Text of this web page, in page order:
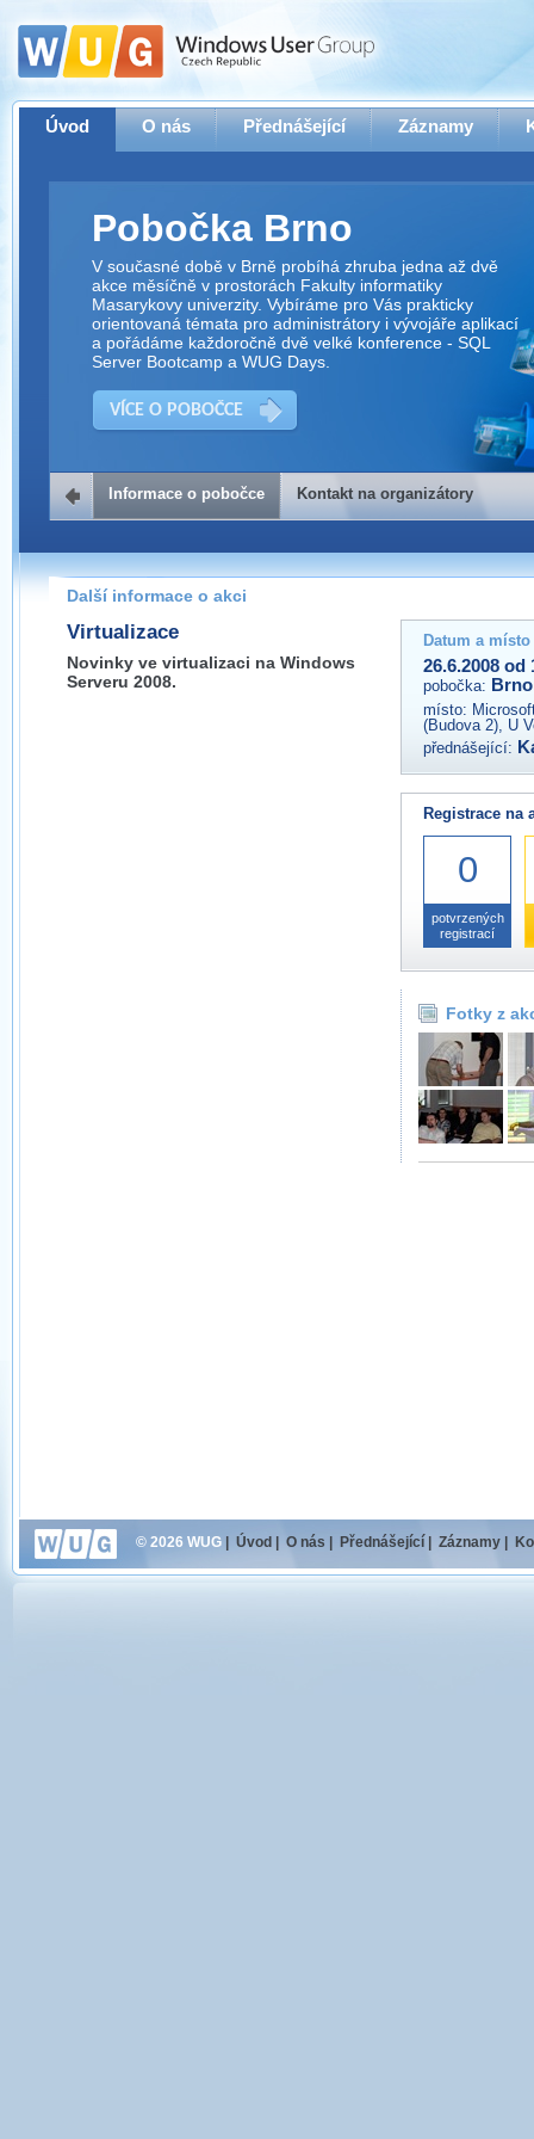
Úvod O nás Přednášející Záznamy
Pobočka Brno
V současné době v Brně probíhá zhruba jedna až dvě
akce měsíčně v prostorách Fakulty informatiky
Masarykovy univerzity. Vybíráme pro Vás prakticky
orientovaná témata pro administrátory i vývojáře aplikací
a pořádáme každoročně dvě velké konference - SQL
Server Bootcamp a WUG Days.
VÍCE O POBOČCE
Kontakt na organizátory
Pokud máte jakýkoliv dotaz na organizátory této akce,
prosím neváhejte nás kontaktovat na e-mailu:
brno@wug.cz
Informace o pobočce Kontakt na organizátory
Další informace o akci
Virtualizace
Novinky ve virtualizaci na Windows
Serveru 2008.
Datum a
26.6.2008 od
pobočka: Brno
místo:
(Budova 2), U
přednášející:
Registrace na
0
potvrzených
registrací
Fotky z
© 2026 WUG Úvod O nás Přednášející Záznamy